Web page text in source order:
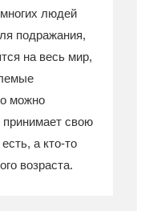
людей
подражания,
на весь мир,
можно
принимает свою
а кто-то
возраста.